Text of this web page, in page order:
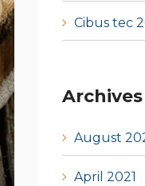
Cibus tec
Archives
August
April 2021